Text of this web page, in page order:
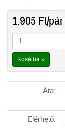
1.905Ft/pár
Kosárba »
Ára:
Elérhető: